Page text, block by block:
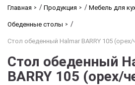
Главная / Продукция / Мебель для
Обеденные столы /
Стол обеденный Halmar BARRY 105
Стол обеденный
BARRY 105 (орех/